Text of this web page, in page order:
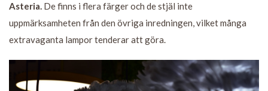
Asteria. De finns i flera färger och de stjäl inte
uppmärksamheten från den övriga inredningen, vilket många
extravaganta lampor tenderar att göra.